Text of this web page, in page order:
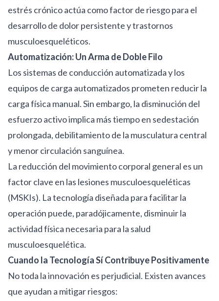
estrés crónico actúa como factor de riesgo para el
desarrollo de dolor persistente y trastornos
musculoesqueléticos.
Automatización: Un Arma de Doble Filo
Los sistemas de conducción automatizada y los
equipos de carga automatizados prometen reducir la
carga física manual. Sin embargo, la disminución del
esfuerzo activo implica más tiempo en sedestación
prolongada, debilitamiento de la musculatura central
y menor circulación sanguínea.
La reducción del movimiento corporal general es un
factor clave en las lesiones musculoesqueléticas
(MSKIs). La tecnología diseñada para facilitar la
operación puede, paradójicamente, disminuir la
actividad física necesaria para la salud
musculoesquelética.
Cuando la Tecnología Sí Contribuye Positivamente
No toda la innovación es perjudicial. Existen avances
que ayudan a mitigar riesgos: